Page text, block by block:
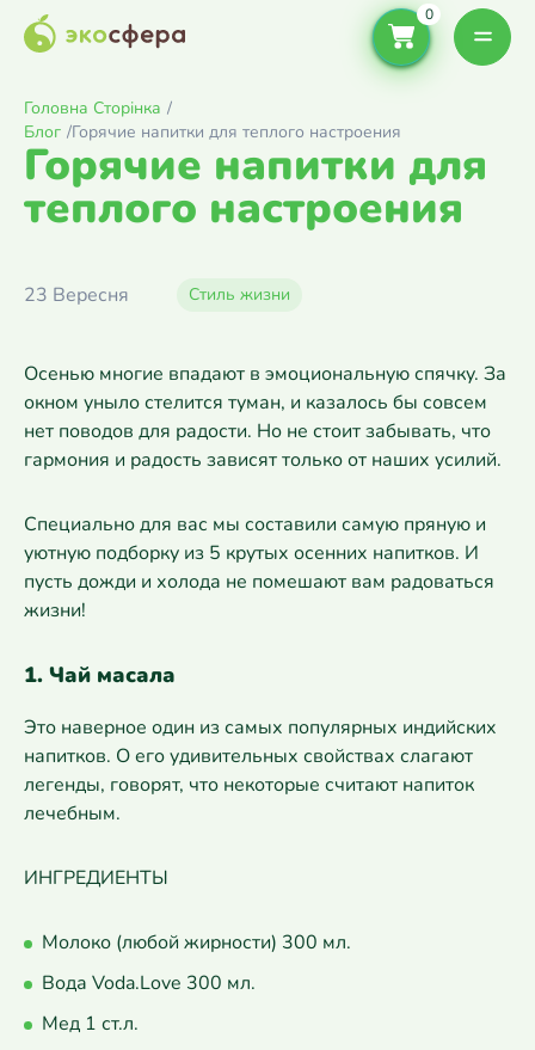
Головна Сторінка /
Блог /Горячие напитки для теплого настроения
Горячие напитки для
теплого настроения
23 Вересня Стиль жизни
Осенью многие впадают в эмоциональную спячку. За
окном уныло стелится туман, и казалось бы совсем
нет поводов для радости. Но не стоит забывать, что
гармония и радость зависят только от наших усилий.
Специально для вас мы составили самую пряную и
уютную подборку из 5 крутых осенних напитков. И
пусть дожди и холода не помешают вам радоваться
жизни!
1. Чай масала
Это наверное один из самых популярных индийских
напитков. О его удивительных свойствах слагают
легенды, говорят, что некоторые считают напиток
лечебным.
ИНГРЕДИЕНТЫ
Молоко (любой жирности) 300 мл.
Вода Voda.Love 300 мл.
Мед 1 ст.л.